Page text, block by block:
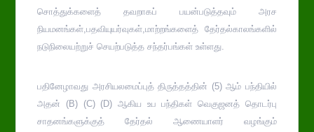
சொத்துக்களைத் தவறாகப் பயன்படுத்தவும் அரச
நியமனங்கள்,பதவியுயர்வுகள்,மாற்றங்களைத் தேர்தல்காலங்களில்
நடுநிலையற்றுச் செயற்படுத்த சந்தர்பங்கள் உள்ளது.
பதினேழாவது அரசியலமைப்புத் திருத்தத்தின் (5) ஆம் பந்தியில்
அதன் (B) (C) (D) ஆகிய உப பந்திகள் வெகுஜனத் தொடர்பு
சாதனங்களுக்குத் தேர்தல் ஆணையாளர் வழங்கும்